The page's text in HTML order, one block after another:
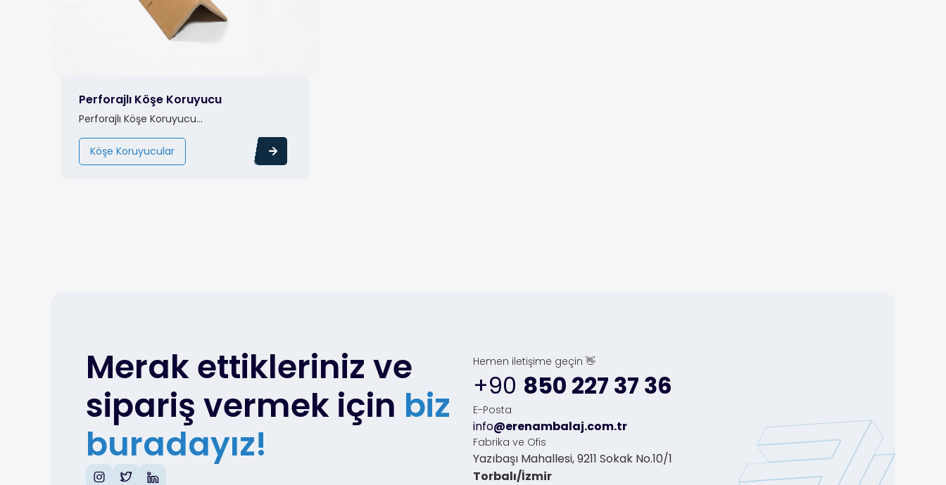
Perforajlı Köşe Koruyucu
Perforajlı Köşe Koruyucu...
Köşe Koruyucular
Merak ettikleriniz ve
sipariş vermek için biz
buradayız!
Hemen iletişime geçin 👋
+90 850 227 37 36
E-Posta
info@erenambalaj.com.tr
Fabrika ve Ofis
Yazıbaşı Mahallesi, 9211 Sokak No.10/1
Torbalı/İzmir